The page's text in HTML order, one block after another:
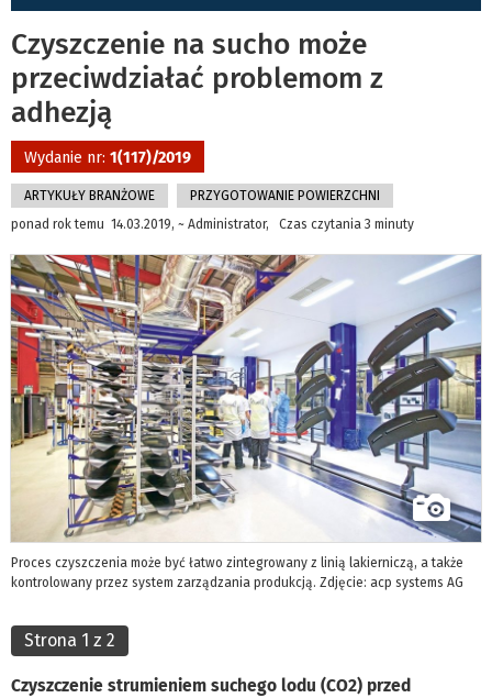
Czyszczenie na sucho może
przeciwdziałać problemom z
adhezją
Wydanie nr: 1(117)/2019
ARTYKUŁY BRANŻOWE
PRZYGOTOWANIE POWIERZCHNI
ponad rok temu 14.03.2019, ~ Administrator, Czas czytania 3 minuty
Proces czyszczenia może być łatwo zintegrowany z linią lakierniczą, a także
kontrolowany przez system zarządzania produkcją. Zdjęcie: acp systems AG
Strona 1 z 2
Czyszczenie strumieniem suchego lodu (CO2) przed